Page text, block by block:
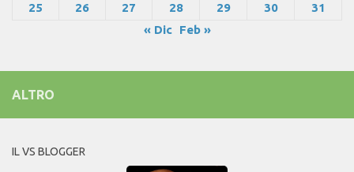
25
26 27 28 29 30
31
« Dic
Feb »
ALTRO
IL VS BLOGGER